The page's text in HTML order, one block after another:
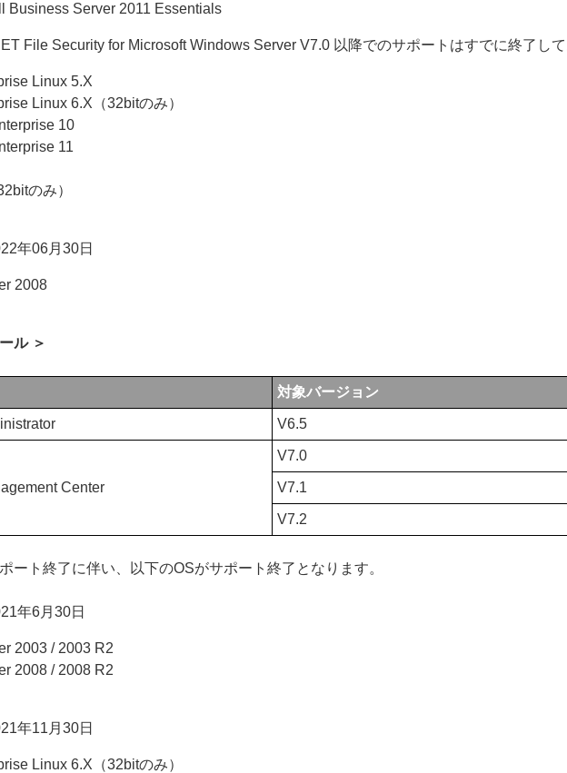
Business Server 2011 Essentials
File Security for Microsoft Windows Server V7.0 以降でのサポートはすでに終了して
Linux 5.X
Linux 6.X（32bitのみ）
10
11
のみ）
年06月30日
2008
ル ＞
対象バージョン
V6.5
Center
V7.0
V7.1
V7.2
ート終了に伴い、以下のOSがサポート終了となります。
年6月30日
2003 / 2003 R2
2008 / 2008 R2
年11月30日
Linux 6.X（32bitのみ）